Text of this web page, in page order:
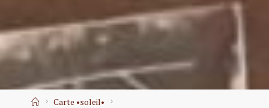
Home
Carte •soleil•